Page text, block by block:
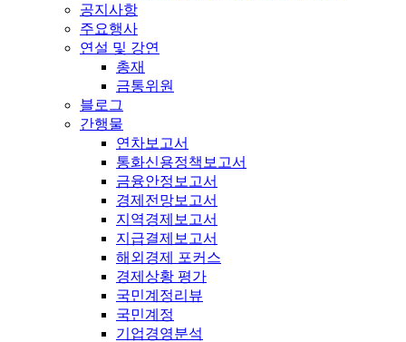
공지사항
주요행사
연설 및 강연
총재
금통위원
블로그
간행물
연차보고서
통화신용정책보고서
금융안정보고서
경제전망보고서
지역경제보고서
지급결제보고서
해외경제 포커스
경제상황 평가
국민계정리뷰
국민계정
기업경영분석